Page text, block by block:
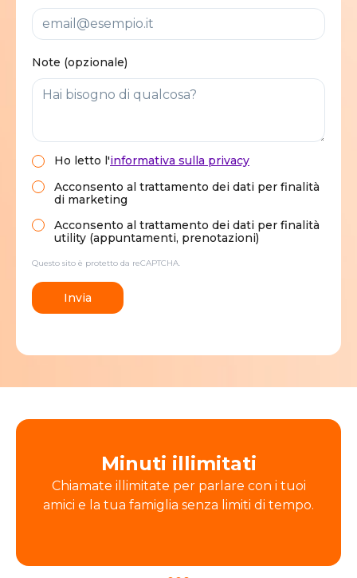
Note (opzionale)
Ho letto l'informativa sulla privacy
Acconsento al trattamento dei dati per finalità
di marketing
Acconsento al trattamento dei dati per finalità
utility (appuntamenti, prenotazioni)
Questo sito è protetto da reCAPTCHA.
Invia
Minuti illimitati
Chiamate illimitate per parlare con i tuoi
amici e la tua famiglia senza limiti di tempo.